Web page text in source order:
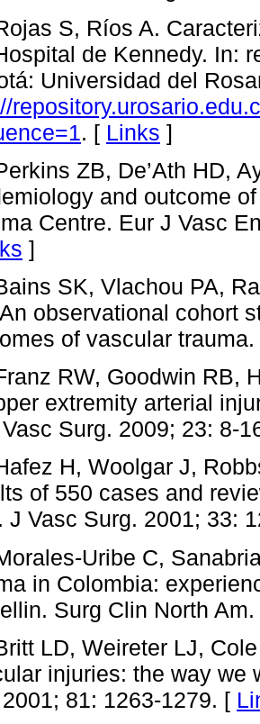
S, Ríos A.
de Kennedy. In:
Universidad del
. [ Links ]
ZB, De’Ath HD,
and outcome
Centre. Eur J Vasc
]
SK, Vlachou PA,
observational cohort
of vascular
RW, Goodwin RB,
extremity arterial
Surg. 2009; 23: 8-
H, Woolgar J,
of 550 cases and
J Vasc Surg. 2001; 33:
Uribe C,
in Colombia:
Surg Clin North
LD, Weireter LJ,
injuries: the way we
81: 1263-1279. [